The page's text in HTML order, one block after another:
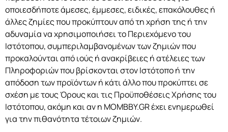
οποιεσδήποτε άμεσες, έμμεσες, ειδικές, επακόλουθες ή
άλλες ζημίες που προκύπτουν από τη χρήση της ή την
αδυναμία να χρησιμοποιήσει το Περιεχόμενο του
Ιστότοπου, συμπεριλαμβανομένων των ζημιών που
προκαλούνται από ιούς ή ανακρίβειες ή ατέλειες των
Πληροφοριών που βρίσκονται στον Ιστότοπο ή την
απόδοση των προϊόντων ή κάτι άλλο που προκύπτει σε
σχέση με τους Όρους και τις Προϋποθέσεις Χρήσης του
Ιστότοπου, ακόμη και αν η MOMBBY.GR έχει ενημερωθεί
για την πιθανότητα τέτοιων ζημιών.